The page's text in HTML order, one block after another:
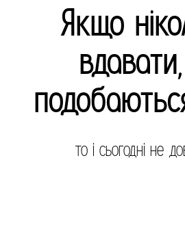
Якщо
то і сьогодні не